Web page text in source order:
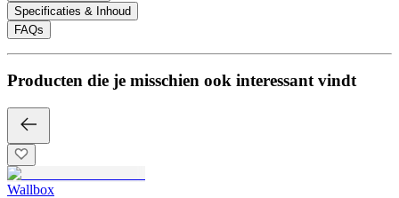
Specificaties & Inhoud
FAQs
Producten die je misschien ook interessant vindt
Wallbox